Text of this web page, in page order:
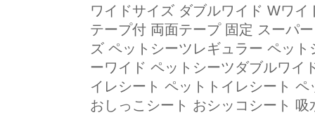
ワイドサイズ ダブルワイド Wワ
テープ付 両面テープ 固定 スーパ
ズ ペットシーツレギュラー ペッ
ーワイド ペットシーツダブルワイ
イレシート ペットトイレシート
おしっこシート おシッコシート